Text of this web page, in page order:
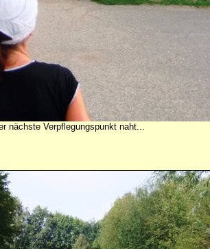
nächste Verpflegungspunkt naht...